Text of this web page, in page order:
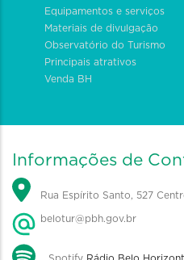
Equipamentos e serviços
Materiais de divulgação
Observatório do Turismo
Principais atrativos
Venda BH
Informações de
Rua Espírito Santo, 527
belotur@pbh.gov.br
Spotify Rádio Belo